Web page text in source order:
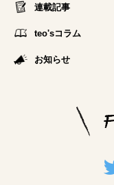
連載記事
teo'sコラム
お知らせ